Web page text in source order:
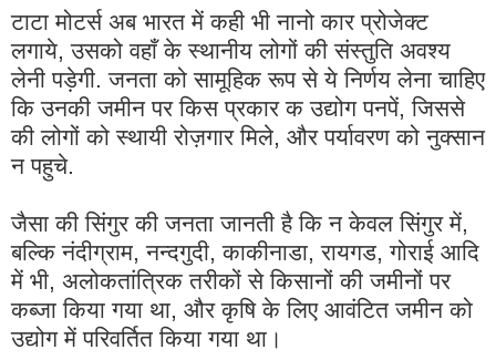
टाटा मोटर्स अब भारत में कही भी नानो कार प्रोजेक्ट
लगाये, उसको वहाँ के स्थानीय लोगों की संस्तुति अवश्य
लेनी पड़ेगी. जनता को सामूहिक रूप से ये निर्णय लेना चाहिए
कि उनकी जमीन पर किस प्रकार क उद्योग पनपें, जिससे
की लोगों को स्थायी रोज़गार मिले, और पर्यावरण को नुक्सान
न पहुचे.
जैसा की सिंगुर की जनता जानती है कि न केवल सिंगुर में,
बल्कि नंदीग्राम, नन्दगुदी, काकीनाडा, रायगड, गोराई आदि
में भी, अलोकतांत्रिक तरीकों से किसानों की जमीनों पर
कब्जा किया गया था, और कृषि के लिए आवंटित जमीन को
उद्योग में परिवर्तित किया गया था।